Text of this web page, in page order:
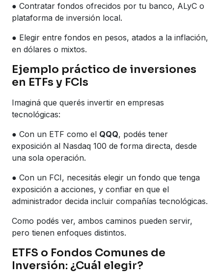
● Contratar fondos ofrecidos por tu banco, ALyC o
plataforma de inversión local.
● Elegir entre fondos en pesos, atados a la inflación,
en dólares o mixtos.
Ejemplo práctico de inversiones
en ETFs y FCIs
Imaginá que querés invertir en empresas
tecnológicas:
● Con un ETF como el QQQ, podés tener
exposición al Nasdaq 100 de forma directa, desde
una sola operación.
● Con un FCI, necesitás elegir un fondo que tenga
exposición a acciones, y confiar en que el
administrador decida incluir compañías tecnológicas.
Como podés ver, ambos caminos pueden servir,
pero tienen enfoques distintos.
ETFS o Fondos Comunes de
Inversión: ¿Cuál elegir?